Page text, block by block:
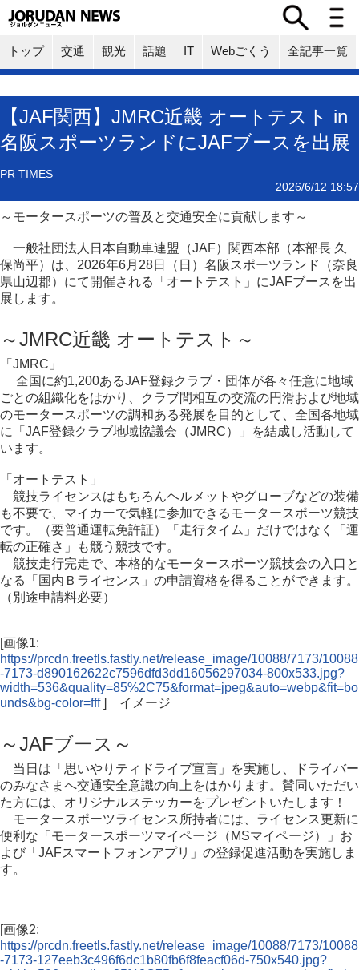
トップ 交通 観光 話題 IT Webごくう 全記事一覧
【JAF関西】JMRC近畿 オートテスト in
名阪スポーツランドにJAFブースを出展
PR TIMES
2026/6/12 18:57
～モータースポーツの普及と交通安全に貢献します～
一般社団法人日本自動車連盟（JAF）関西本部（本部長 久
保尚平）は、2026年6月28日（日）名阪スポーツランド（奈良
県山辺郡）にて開催される「オートテスト」にJAFブースを出
展します。
～JMRC近畿 オートテスト～
「JMRC」
全国に約1,200あるJAF登録クラブ・団体が各々任意に地域
ごとの組織化をはかり、クラブ間相互の交流の円滑および地域
のモータースポーツの調和ある発展を目的として、全国各地域
に「JAF登録クラブ地域協議会（JMRC）」を結成し活動して
います。
「オートテスト」
競技ライセンスはもちろんヘルメットやグローブなどの装備
も不要で、マイカーで気軽に参加できるモータースポーツ競技
です。（要普通運転免許証）「走行タイム」だけではなく「運
転の正確さ」も競う競技です。
競技走行完走で、本格的なモータースポーツ競技会の入口と
なる「国内Ｂライセンス」の申請資格を得ることができます。
（別途申請料必要）
[画像1:
https://prcdn.freetls.fastly.net/release_image/10088/7173/10088
-7173-d890162622c7596dfd3dd16056297034-800x533.jpg?
width=536&quality=85%2C75&format=jpeg&auto=webp&fit=bo
unds&bg-color=fff] イメージ
～JAFブース～
当日は「思いやりティドライブ宣言」を実施し、ドライバー
のみなさまへ交通安全意識の向上をはかります。賛同いただい
た方には、オリジナルステッカーをプレゼントいたします！
モータースポーツライセンス所持者には、ライセンス更新に
便利な「モータースポーツマイページ（MSマイページ）」お
よび「JAFスマートフォンアプリ」の登録促進活動を実施しま
す。
[画像2:
https://prcdn.freetls.fastly.net/release_image/10088/7173/10088
-7173-127eeb3c496f6dc1b80fb6f8feacf06d-750x540.jpg?